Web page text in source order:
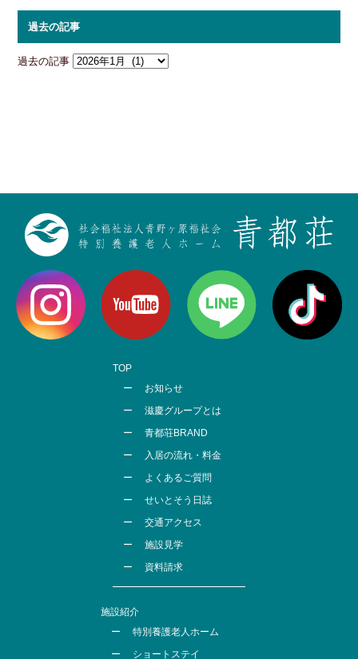
過去の記事
過去の記事
TOP
お知らせ
滋慶グループとは
青都荘BRAND
入居の流れ・料金
よくあるご質問
せいとそう日誌
交通アクセス
施設見学
資料請求
施設紹介
特別養護老人ホーム
ショートステイ